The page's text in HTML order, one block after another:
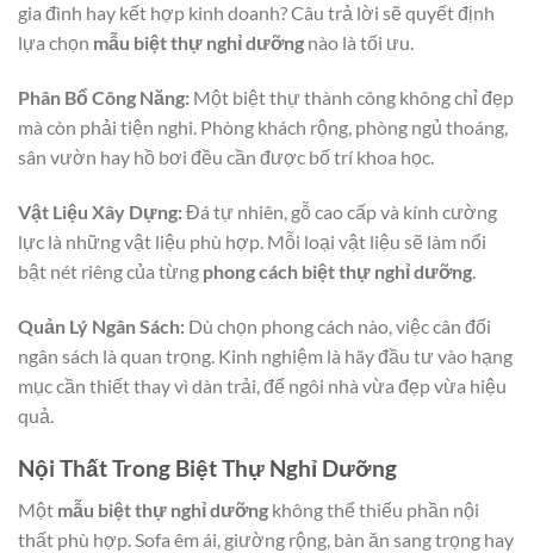
gia đình hay kết hợp kinh doanh? Câu trả lời sẽ quyết định
lựa chọn mẫu biệt thự nghỉ dưỡng nào là tối ưu.
Phân Bổ Công Năng: Một biệt thự thành công không chỉ đẹp
mà còn phải tiện nghi. Phòng khách rộng, phòng ngủ thoáng,
sân vườn hay hồ bơi đều cần được bố trí khoa học.
Vật Liệu Xây Dựng:Đá tự nhiên, gỗ cao cấp và kính cường
lực là những vật liệu phù hợp. Mỗi loại vật liệu sẽ làm nổi
bật nét riêng của từng phong cách biệt thự nghỉ dưỡng.
Quản Lý Ngân Sách: Dù chọn phong cách nào, việc cân đối
ngân sách là quan trọng. Kinh nghiệm là hãy đầu tư vào hạng
mục cần thiết thay vì dàn trải, để ngôi nhà vừa đẹp vừa hiệu
quả.
Nội Thất Trong Biệt Thự Nghỉ Dưỡng
Một mẫu biệt thự nghỉ dưỡng không thể thiếu phần nội
thất phù hợp. Sofa êm ái, giường rộng, bàn ăn sang trọng hay